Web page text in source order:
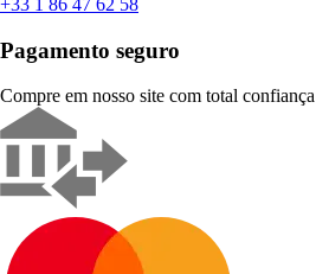
+33 1 86 47 62 58
Pagamento seguro
Compre em nosso site com total confiança